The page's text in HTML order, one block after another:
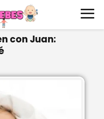
con Juan: